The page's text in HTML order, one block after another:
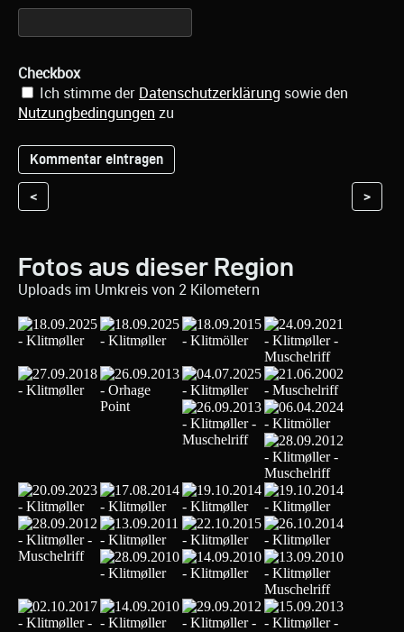
Checkbox
Ich stimme der Datenschutzerklärung sowie den
Nutzungbedingungen zu
< >
Fotos aus dieser Region
Uploads im Umkreis von 2 Kilometern